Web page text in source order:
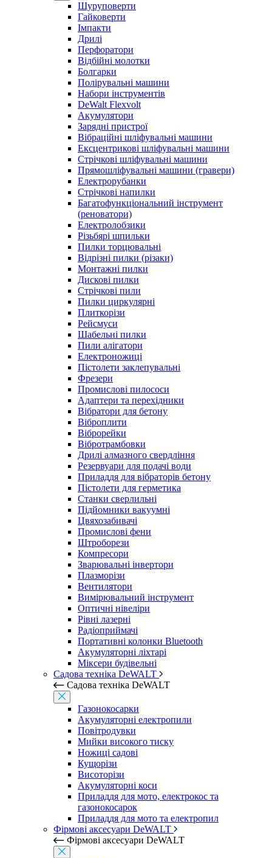
Шуруповерти
Гайковерти
Імпакти
Дрилі
Перфоратори
Відбійні молотки
Болгарки
Полірувальні машини
Набори інструментів
DeWalt Flexvolt
Акумулятори
Зарядні пристрої
Вібраційні шліфувальні машини
Ексцентрикові шліфувальні машини
Стрічкові шліфувальні машини
Прямошліфувальні машини (гравери)
Електрорубанки
Стрічкові напилки
Багатофункціональний інструмент
(реноватори)
Електролобзики
Різьбярі шпильки
Пилки торцювальні
Відрізні пилки (різаки)
Монтажні пилки
Дискові пилки
Стрічкові пили
Пилки циркулярні
Плиткорізи
Рейсмуси
Шабельні пилки
Пили алігатори
Електроножиці
Пістолети заклепувальні
Фрезери
Промислові пилососи
Адаптери та перехідники
Вібратори для бетону
Віброплити
Віброрейки
Вібротрамбовки
Дрилі алмазного свердління
Резервуари для подачі води
Приладдя для вібраторів бетону
Пістолети для герметика
Станки сверлильні
Підйомники вакуумні
Цвяхозабивачі
Промислові фени
Штроборези
Компресори
Зварювальні інвертори
Плазморізи
Вентилятори
Вимірювальний інструмент
Оптичні нівеліри
Рівні лазерні
Радіоприймачі
Портативні колонки Bluetooth
Акумуляторні ліхтарі
Міксери будівельні
Садова техніка DeWALT
Садова техніка DeWALT
Газонокосарки
Акумуляторні електропили
Повітродувки
Мийки високого тиску
Ножиці садові
Кущорізи
Висоторізи
Акумуляторні коси
Приладдя для мото, електрокос та
газонокосарок
Приладдя для мото та електропил
Фірмові аксесуари DeWALT
Фірмові аксесуари DeWALT